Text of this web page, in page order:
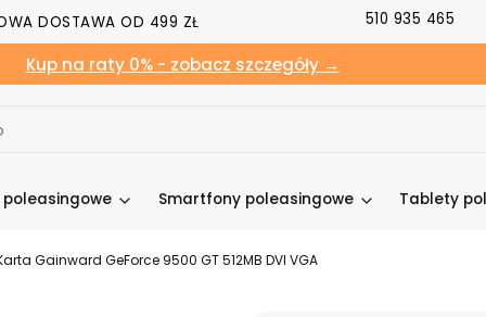
DOSTAWA OD 499 ZŁ 510 935 465
Kup na raty 0% - zobacz szczegóły →
Smartfony poleasingowe Tablety
Gainward GeForce 9500 GT 512MB DVI VGA